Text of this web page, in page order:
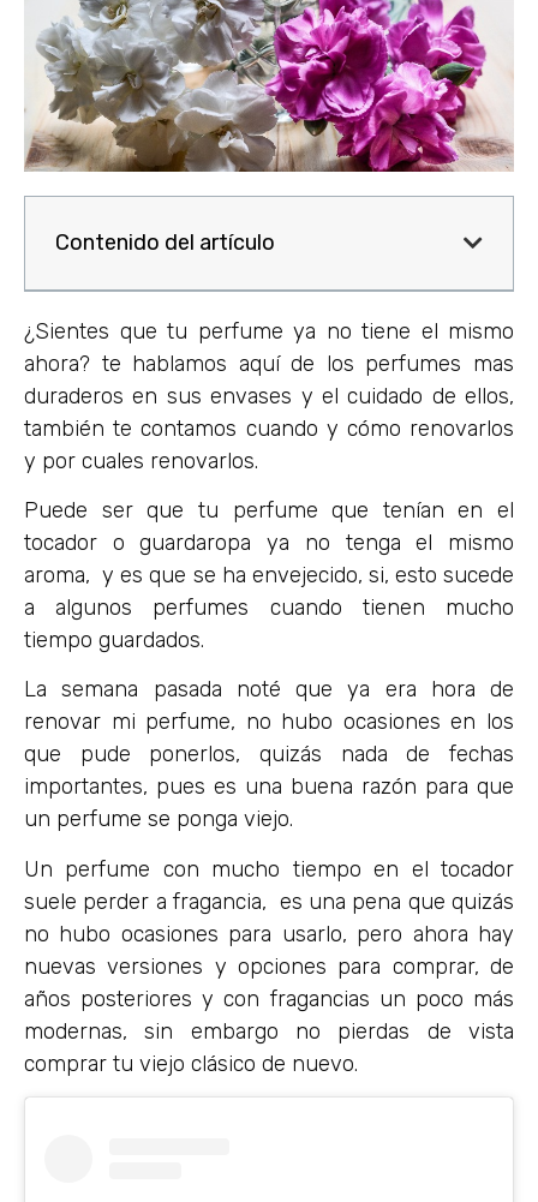
Contenido del artículo
¿Sientes que tu perfume ya no tiene el mismo
ahora? te hablamos aquí de los perfumes mas
duraderos en sus envases y el cuidado de ellos,
también te contamos cuando y cómo renovarlos
y por cuales renovarlos.
Puede ser que tu perfume que tenían en el
tocador o guardaropa ya no tenga el mismo
aroma, y es que se ha envejecido, si, esto sucede
a algunos perfumes cuando tienen mucho
tiempo guardados.
La semana pasada noté que ya era hora de
renovar mi perfume, no hubo ocasiones en los
que pude ponerlos, quizás nada de fechas
importantes, pues es una buena razón para que
un perfume se ponga viejo.
Un perfume con mucho tiempo en el tocador
suele perder a fragancia, es una pena que quizás
no hubo ocasiones para usarlo, pero ahora hay
nuevas versiones y opciones para comprar, de
años posteriores y con fragancias un poco más
modernas, sin embargo no pierdas de vista
comprar tu viejo clásico de nuevo.